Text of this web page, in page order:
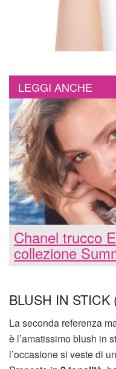
LEGGI ANCHE
Chanel trucco
collezione
BLUSH IN STICK
La seconda referenza
è l’amatissimo blush in
l’occasione si veste di